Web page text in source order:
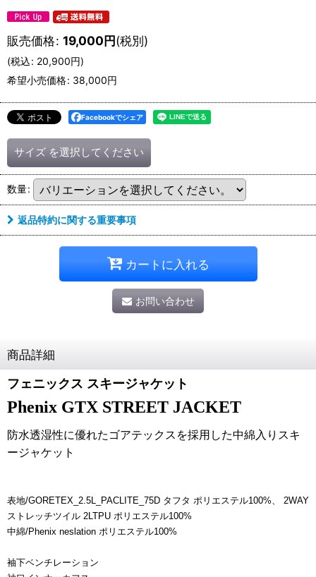
販売価格: 19,000円(税別)
(税込: 20,900円)
希望小売価格: 38,000円
Facebookでシェア
サイズ を選択してください
数量:
返品特約に関する重要事項
カートに入れる
お問い合わせ
商品詳細
フェニックス スキージャケット
Phenix GTX STREET JACKET
防水透湿性に優れたゴアテックスを採用した中綿入りスキ
ージャケット
表地/GORETEX_2.5L_PACLITE_75D タフタ ポリエステル100%、 2WAY
ストレッチツイル 2LTPU ポリエステル100%
中綿/Phenix neslation ポリエステル100%
袖下ベンチレーション